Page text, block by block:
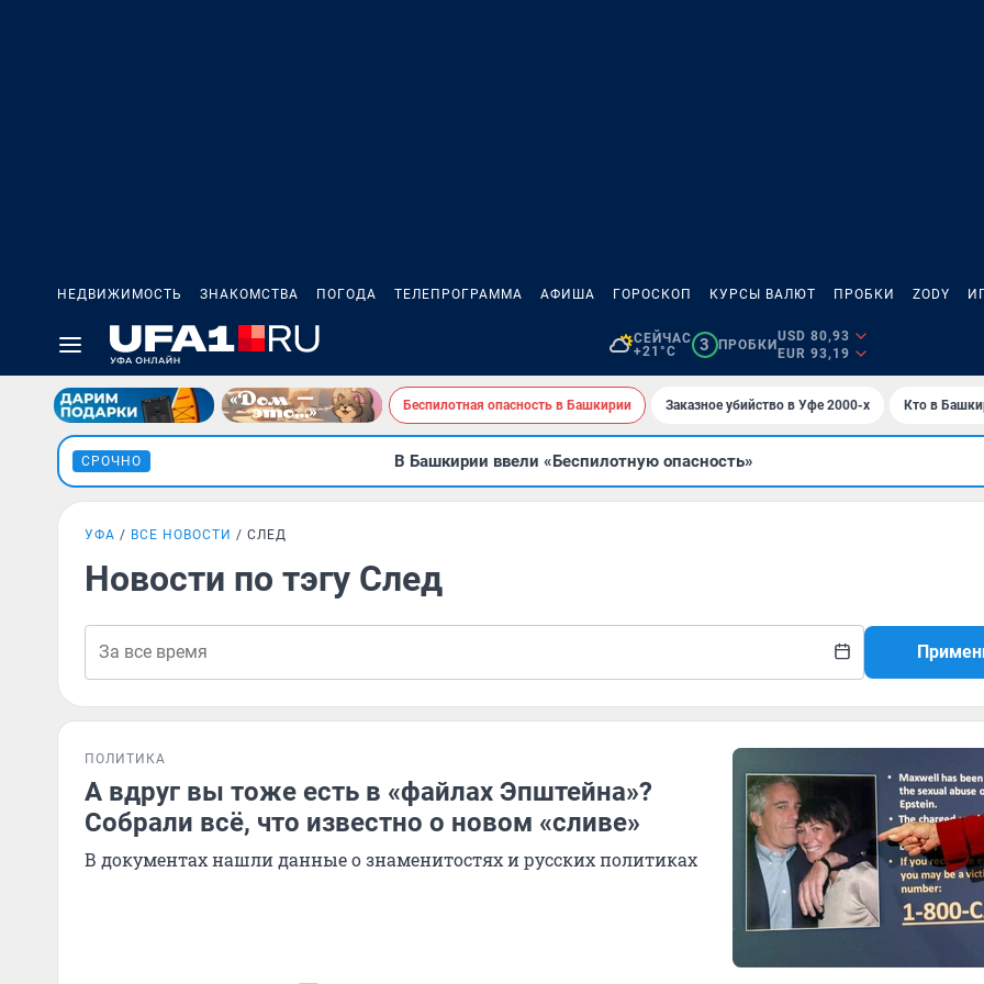
НЕДВИЖИМОСТЬ ЗНАКОМСТВА ПОГОДА ТЕЛЕПРОГРАММА АФИША ГОРОСКОП КУРСЫ ВАЛЮТ ПРОБКИ ZODY
СЕЙЧАС
+21°C
3 ПРОБКИ
USD 80,93
EUR 93,19
Беспилотная опасность в Башкирии Заказное убийство в Уфе 2000-х Кто в
СРОЧНО В Башкирии ввели «Беспилотную опасность»
УФА ВСЕ НОВОСТИ СЛЕД
Новости по тэгу След
ПОЛИТИКА
А вдруг вы тоже есть в «файлах Эпштейна»?
Собрали всё, что известно о новом «сливе»
В документах нашли данные о знаменитостях и русских политиках